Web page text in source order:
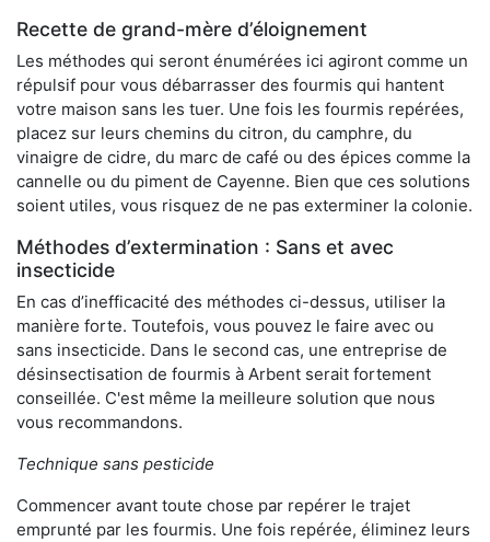
Recette de grand-mère d’éloignement
Les méthodes qui seront énumérées ici agiront comme un
répulsif pour vous débarrasser des fourmis qui hantent
votre maison sans les tuer. Une fois les fourmis repérées,
placez sur leurs chemins du citron, du camphre, du
vinaigre de cidre, du marc de café ou des épices comme la
cannelle ou du piment de Cayenne. Bien que ces solutions
soient utiles, vous risquez de ne pas exterminer la colonie.
Méthodes d’extermination : Sans et avec
insecticide
En cas d’inefficacité des méthodes ci-dessus, utiliser la
manière forte. Toutefois, vous pouvez le faire avec ou
sans insecticide. Dans le second cas, une entreprise de
désinsectisation de fourmis à Arbent serait fortement
conseillée. C'est même la meilleure solution que nous
vous recommandons.
Technique sans pesticide
Commencer avant toute chose par repérer le trajet
emprunté par les fourmis. Une fois repérée, éliminez leurs